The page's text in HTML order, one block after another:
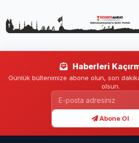
Haberleri
Günlük bültenimize abone olun, son
olsun.
Abone Ol